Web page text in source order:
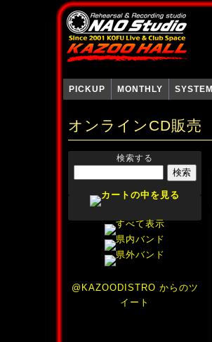
PICKUP MONTHLY SYSTEM
オンラインCD販売
検索する
@KAZOODISTRO からのツ
イート